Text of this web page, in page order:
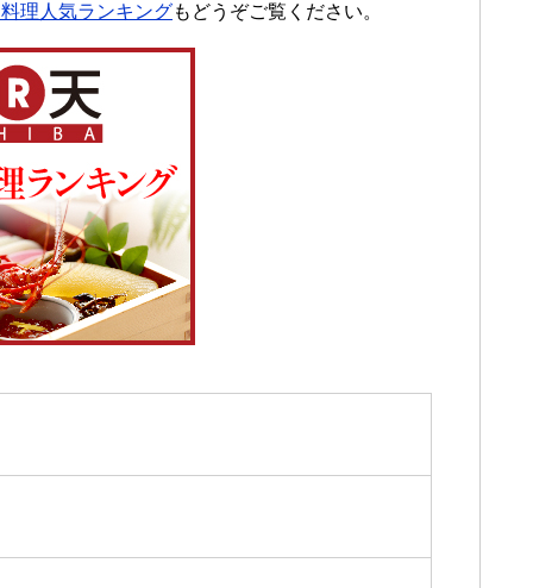
理人気ランキングもどうぞご覧ください。